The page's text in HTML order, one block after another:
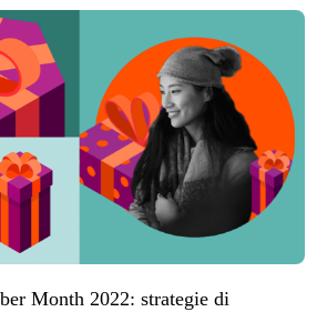
Month 2022: strategie di